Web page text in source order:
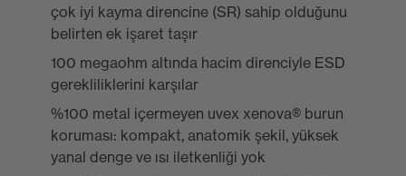
çok iyi kayma direncine (SR) sahip olduğunu
belirten ek işaret taşır
100 megaohm altında hacim direnciyle ESD
gerekliliklerini karşılar
%100 metal içermeyen uvex xenova® burun
koruması: kompakt, anatomik şekil, yüksek
yanal denge ve ısı iletkenliği yok